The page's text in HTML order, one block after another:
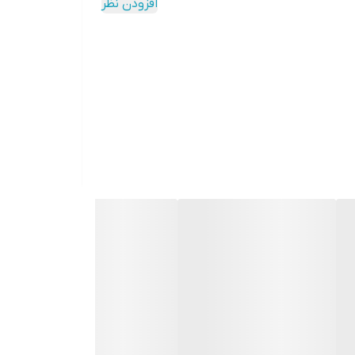
افزودن نظر